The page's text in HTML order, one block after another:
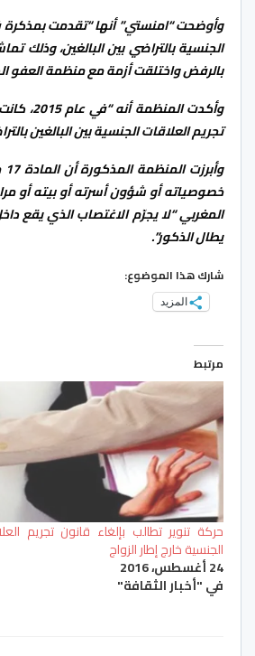
وأوضحت “امنستي” أنها “تقدمت بمذكرة
الجنسية بالتراضي بين البالغين، وذلك
بالرفض واختلقت أزمة مع منظمة العفو
وأكدت
تجريم العلاقات الجنسية بين البالغين
المغربي “لا يجرّم الاغتصاب الذي يقع
يطال الذكور”
.
شارك هذا الموضوع:
المزيد
مرتبط
حركة تنوير تطالب بإلغاء قانون تجريم
الجنسية خارج إطار الزواج
24 أغسطس، 2016
في "أخبار الثقافة"